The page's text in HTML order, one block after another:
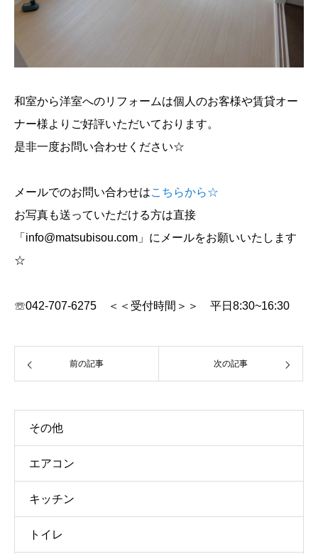
和室から洋室へのリフォームは個人のお客様や賃貸オー
ナー様よりご好評いただいております。
是非一度お問い合わせください☆
メールでのお問い合わせはこちらから☆
お写真も送っていただける方は直接
「info@matsubisou.com」にメールをお願いいたします
☆
☏042-707-6275 ＜＜受付時間＞＞ 平日8:30~16:30
前の記事 次の記事
その他
エアコン
キッチン
トイレ